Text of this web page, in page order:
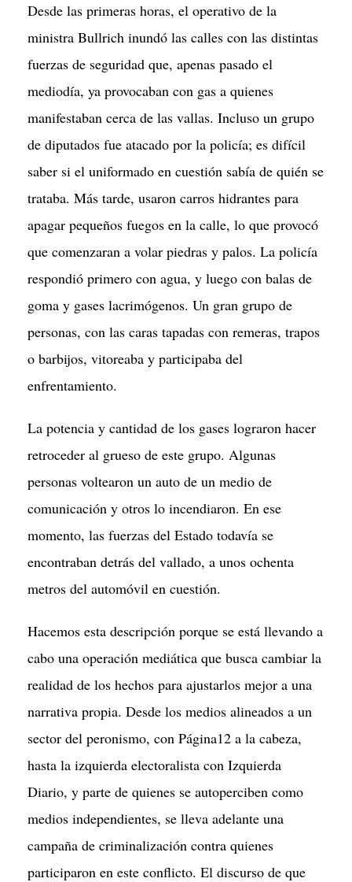
Desde las primeras horas, el operativo de la
ministra Bullrich inundó las calles con las distintas
fuerzas de seguridad que, apenas pasado el
mediodía, ya provocaban con gas a quienes
manifestaban cerca de las vallas. Incluso un grupo
de diputados fue atacado por la policía; es difícil
saber si el uniformado en cuestión sabía de quién se
trataba. Más tarde, usaron carros hidrantes para
apagar pequeños fuegos en la calle, lo que provocó
que comenzaran a volar piedras y palos. La policía
respondió primero con agua, y luego con balas de
goma y gases lacrimógenos. Un gran grupo de
personas, con las caras tapadas con remeras, trapos
o barbijos, vitoreaba y participaba del
enfrentamiento.
La potencia y cantidad de los gases lograron hacer
retroceder al grueso de este grupo. Algunas
personas voltearon un auto de un medio de
comunicación y otros lo incendiaron. En ese
momento, las fuerzas del Estado todavía se
encontraban detrás del vallado, a unos ochenta
metros del automóvil en cuestión.
Hacemos esta descripción porque se está llevando a
cabo una operación mediática que busca cambiar la
realidad de los hechos para ajustarlos mejor a una
narrativa propia. Desde los medios alineados a un
sector del peronismo, con Página12 a la cabeza,
hasta la izquierda electoralista con Izquierda
Diario, y parte de quienes se autoperciben como
medios independientes, se lleva adelante una
campaña de criminalización contra quienes
participaron en este conflicto. El discurso de que